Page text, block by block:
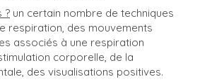
? un certain nombre de techniques
respiration, des mouvements
associés à une respiration
corporelle, de la
des visualisations positives.